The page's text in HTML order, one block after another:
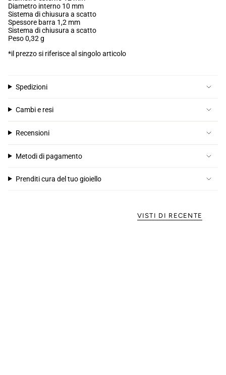
Diametro interno 10 mm
Sistema di chiusura a scatto
Spessore barra 1,2 mm
Sistema di chiusura a scatto
Peso 0,32 g
*il prezzo si riferisce al singolo articolo
Spedizioni
Cambi e resi
Recensioni
Metodi di pagamento
Prenditi cura del tuo gioiello
VISTI DI RECENTE